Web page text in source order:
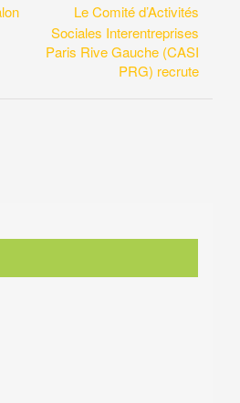
Le Comité d’Activités
Sociales Interentreprises
Paris Rive Gauche (CASI
PRG) recrute